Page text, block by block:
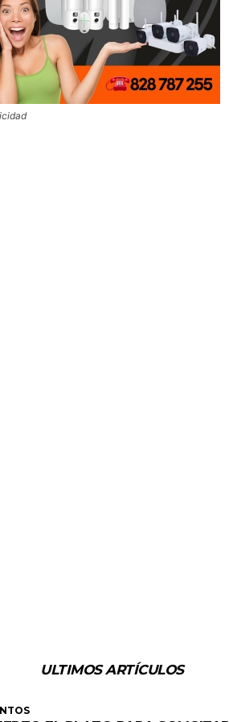
ULTIMOS ARTÍCULOS